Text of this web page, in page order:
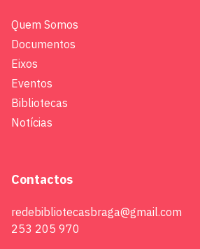
Quem Somos
Documentos
Eixos
Eventos
Bibliotecas
Notícias
Contactos
redebibliotecasbraga@gmail.com
253 205 970